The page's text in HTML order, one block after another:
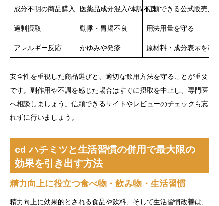
成分不明の商品購入 医薬品成分混入/体調不良信頼できる公式販売店
過剰摂取 動悸・胃腸不良 用法用量を守る
アレルギー反応 かゆみや発疹 原材料・成分表示を事
安全性を重視した商品選びと、適切な飲用方法を守ることが重要
です。副作用や不調を感じた場合はすぐに摂取を中止し、専門医
へ相談しましょう。信頼できるサイトやレビューのチェックも忘
れずに行いましょう。
ed ハチミツと生活習慣の併用で最大限の
効果を引き出す方法
精力向上に役立つ食べ物・飲み物・生活習慣
精力向上に効果的とされる食品や飲料、そして生活習慣改善は、